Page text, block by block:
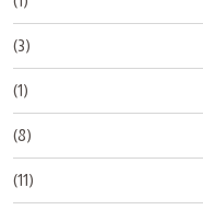
(3)
(1)
(8)
(11)